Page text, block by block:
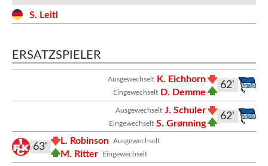
S. Leitl
ERSATZSPIELER
62'
Ausgewechselt K. Eichhorn
Eingewechselt D. Demme
62'
Ausgewechselt J. Schuler
Eingewechselt S. Grønning
Ausgewechselt
L. Robinson
Eingewechselt
M. Ritter
63'